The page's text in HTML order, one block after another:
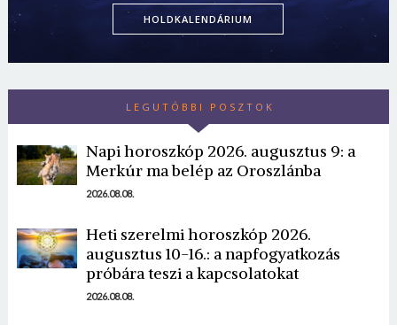
HOLDKALENDÁRIUM
LEGUTÓBBI POSZTOK
Napi horoszkóp 2026. augusztus 9: a
Merkúr ma belép az Oroszlánba
2026.08.08.
Heti szerelmi horoszkóp 2026.
augusztus 10-16.: a napfogyatkozás
próbára teszi a kapcsolatokat
2026.08.08.
Borsonline bejelentkezés
E-mail cím vagy felhasználónév